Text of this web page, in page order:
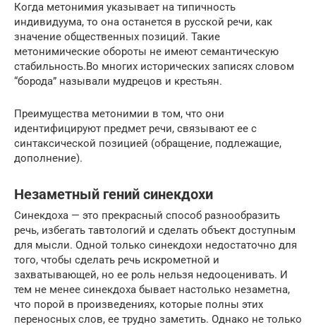
Когда метонимия указывает на типичность
индивидуума, то она останется в русской речи, как
значение общественных позиций. Такие
метонимические обороты не имеют семантическую
стабильность.Во многих исторических записях словом
“борода” называли мудрецов и крестьян.
Преимущества метонимии в том, что они
идентифицируют предмет речи, связывают ее с
синтаксической позицией (обращение, подлежащие,
дополнение).
Незаметный гений синекдохи
Синекдоха — это прекрасный способ разнообразить
речь, избегать тавтологий и сделать объект доступным
для мысли. Одной только синекдохи недостаточно для
того, чтобы сделать речь искрометной и
захватывающей, но ее роль нельзя недооценивать. И
тем не менее синекдоха бывает настолько незаметна,
что порой в произведениях, которые полны этих
переносных слов, ее трудно заметить. Однако не только